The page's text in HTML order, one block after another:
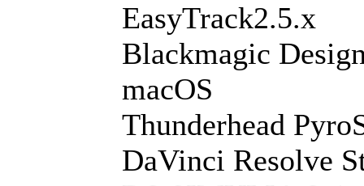
EasyTrack2.5.x
Blackmagic
macOS
Thunderhead
DaVinci Resolve